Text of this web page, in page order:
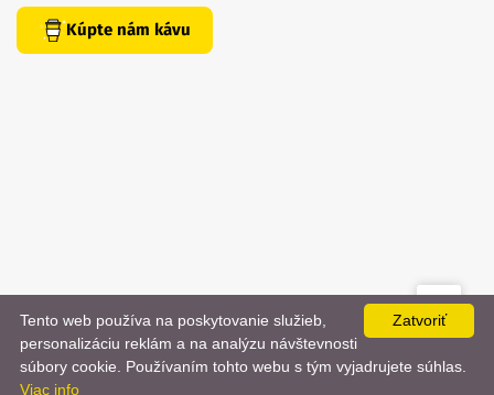
Kúpte nám kávu
created bydanielhrenak.sk
📨
Zatvoriť
Tento web používa na poskytovanie služieb,
personalizáciu reklám a na analýzu návštevnosti
súbory cookie. Používaním tohto webu s tým vyjadrujete súhlas.
Viac info